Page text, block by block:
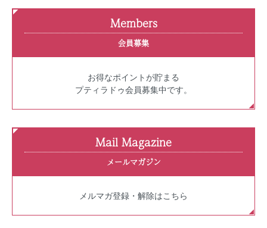
Members
会員募集
お得なポイントが貯まる
プティラドゥ会員募集中です。
Mail Magazine
メールマガジン
メルマガ登録・解除はこちら